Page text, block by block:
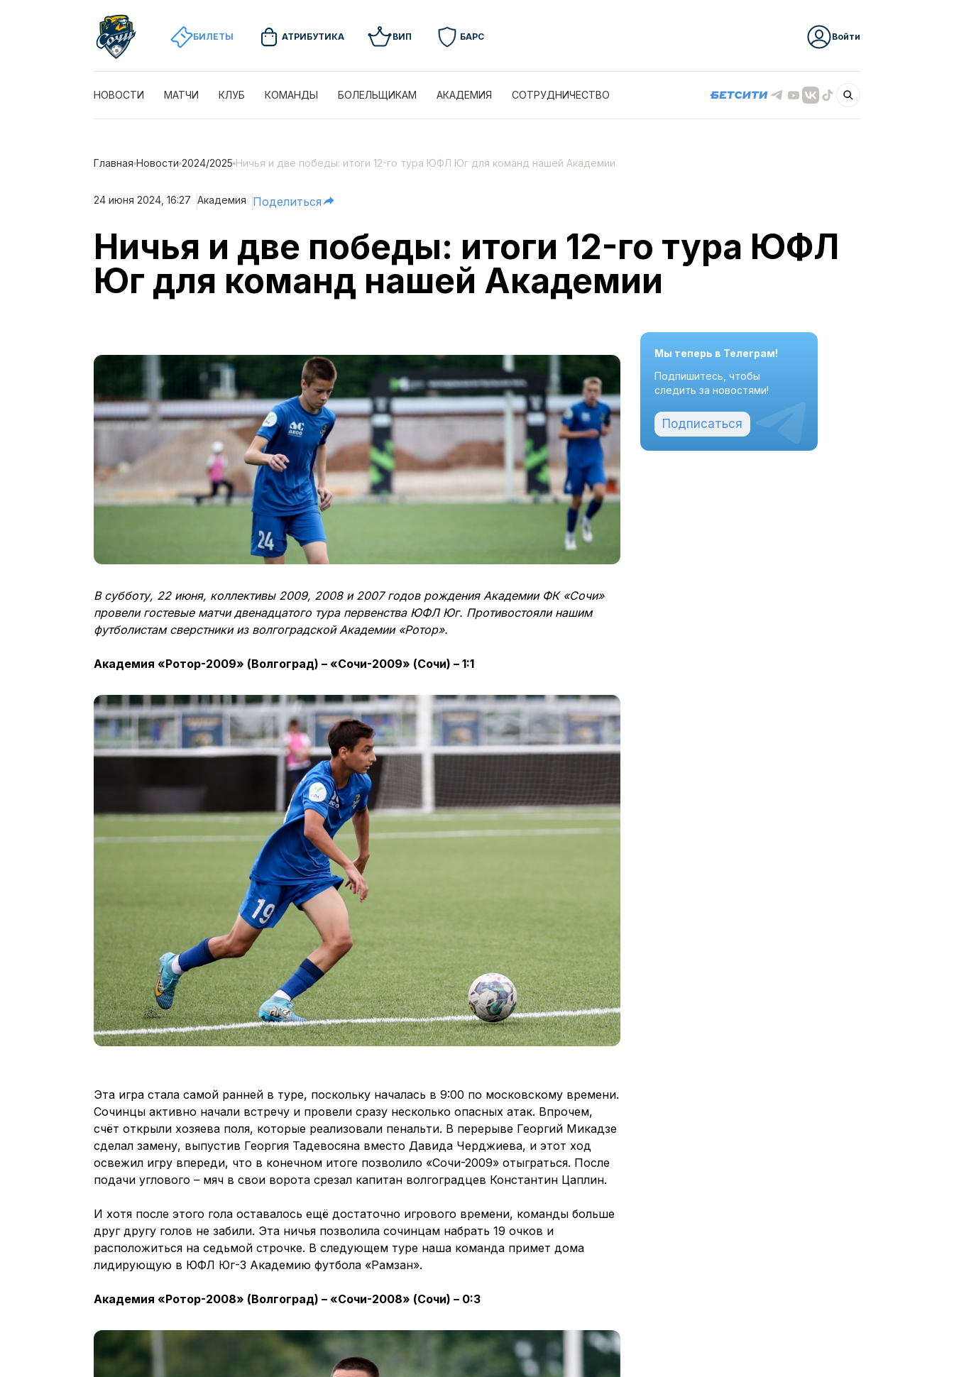
БИЛЕТЫ АТРИБУТИКА ВИП БАРС Войти
НОВОСТИ МАТЧИ КЛУБ КОМАНДЫ БОЛЕЛЬЩИКАМ АКАДЕМИЯ СОТРУДНИЧЕСТВО
Главная Новости 2024/2025 Ничья и две победы: итоги 12-го тура ЮФЛ Юг для команд нашей Академии
24 июня 2024, 16:27 Академия Поделиться
Ничья и две победы: итоги 12-го тура ЮФЛ
Юг для команд нашей Академии
В субботу, 22 июня, коллективы 2009, 2008 и 2007 годов рождения Академии ФК «Сочи»
провели гостевые матчи двенадцатого тура первенства ЮФЛ Юг. Противостояли нашим
футболистам сверстники из волгоградской Академии «Ротор».
Академия «Ротор-2009» (Волгоград) – «Сочи-2009» (Сочи) – 1:1
Эта игра стала самой ранней в туре, поскольку началась в 9:00 по московскому времени.
Сочинцы активно начали встречу и провели сразу несколько опасных атак. Впрочем,
счёт открыли хозяева поля, которые реализовали пенальти. В перерыве Георгий Микадзе
сделал замену, выпустив Георгия Тадевосяна вместо Давида Черджиева, и этот ход
освежил игру впереди, что в конечном итоге позволило «Сочи-2009» отыграться. После
подачи углового – мяч в свои ворота срезал капитан волгоградцев Константин Цаплин.
И хотя после этого гола оставалось ещё достаточно игрового времени, команды больше
друг другу голов не забили. Эта ничья позволила сочинцам набрать 19 очков и
расположиться на седьмой строчке. В следующем туре наша команда примет дома
лидирующую в ЮФЛ Юг-3 Академию футбола «Рамзан».
Академия «Ротор-2008» (Волгоград) – «Сочи-2008» (Сочи) – 0:3
Мы теперь в Телеграм!
Подпишитесь, чтобы
следить за новостями!
Подписаться